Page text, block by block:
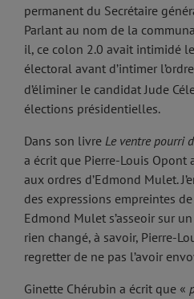
permanent du Secrétaire
Parlant au nom de la
il, ce colon 2.0 avait intimidé
électoral avant d’intimer
d’éliminer le candidat Jude
élections présidentielles.
Dans son livre Le ventre pourri
a écrit que Pierre-Louis Opont
aux ordres d’Edmond Mulet.
des expressions empreintes
Edmond Mulet s’asseoir sur
rien changé, à savoir, Pierre-
regretter de ne pas l’avoir
Ginette Chérubin a écrit que «